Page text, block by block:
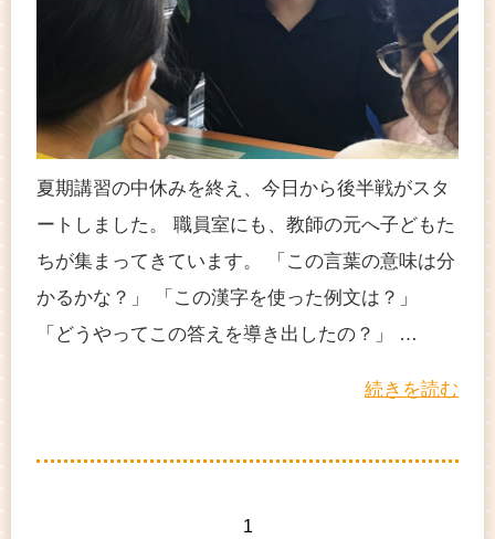
夏期講習の中休みを終え、今日から後半戦がスタ
ートしました。 職員室にも、教師の元へ子どもた
ちが集まってきています。 「この言葉の意味は分
かるかな？」 「この漢字を使った例文は？」
「どうやってこの答えを導き出したの？」 …
続きを読む
1